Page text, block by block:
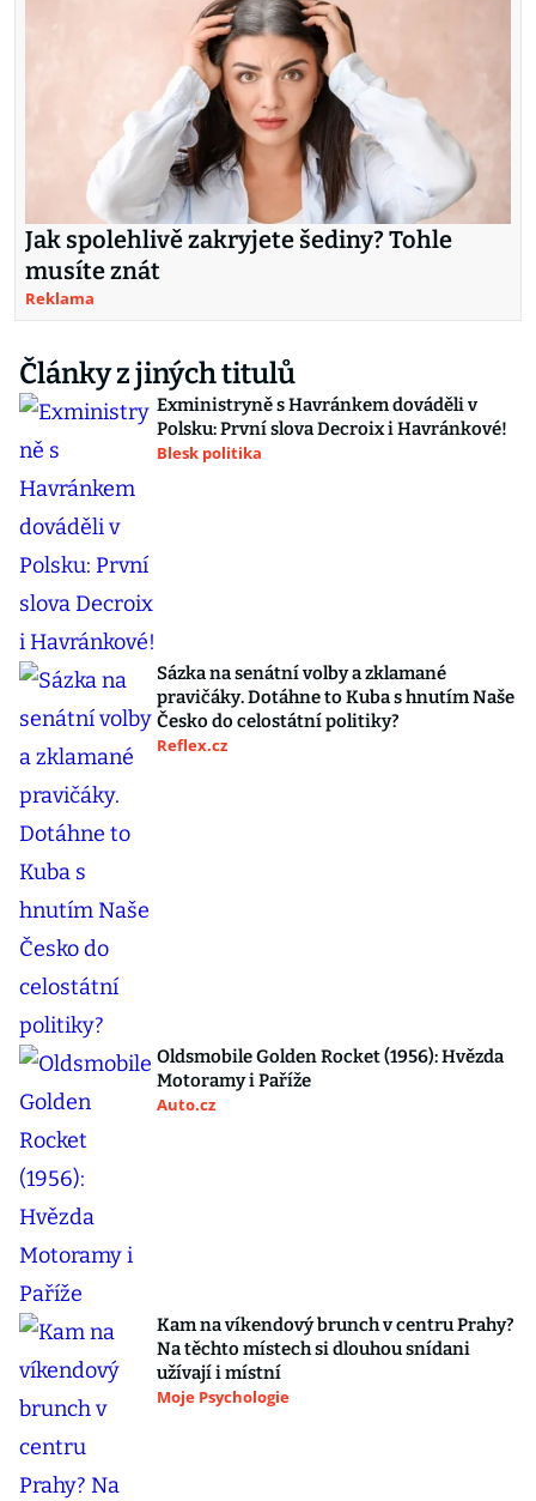
Jak spolehlivě zakryjete šediny? Tohle
musíte znát
Reklama
Články z jiných titulů
Exministryně s Havránkem dováděli v
Polsku: První slova Decroix i Havránkové!
Blesk politika
Sázka na senátní volby a zklamané
pravičáky. Dotáhne to Kuba s hnutím Naše
Česko do celostátní politiky?
Reflex.cz
Oldsmobile Golden Rocket (1956): Hvězda
Motoramy i Paříže
Auto.cz
Kam na víkendový brunch v centru Prahy?
Na těchto místech si dlouhou snídani
užívají i místní
Moje Psychologie